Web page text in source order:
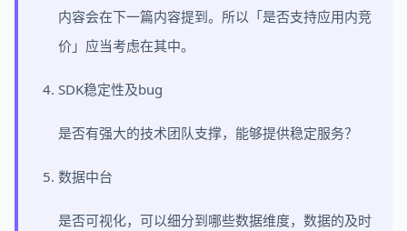
内容会在下一篇内容提到。所以「是否支持应用内竞
价」应当考虑在其中。
SDK稳定性及bug
是否有强大的技术团队支撑，能够提供稳定服务？
数据中台
是否可视化，可以细分到哪些数据维度，数据的及时